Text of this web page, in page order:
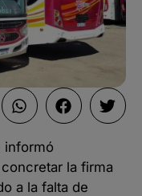
informó
la firma
a la falta de